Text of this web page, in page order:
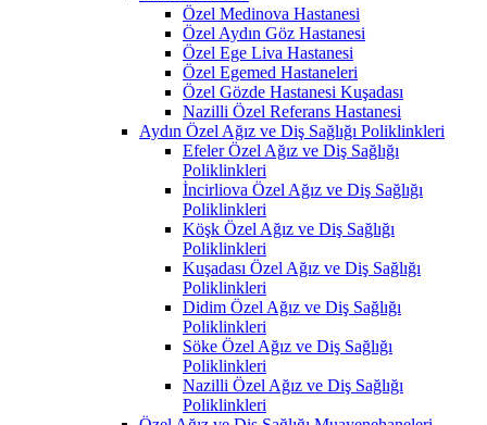
Özel Medinova Hastanesi
Özel Aydın Göz Hastanesi
Özel Ege Liva Hastanesi
Özel Egemed Hastaneleri
Özel Gözde Hastanesi Kuşadası
Nazilli Özel Referans Hastanesi
Aydın Özel Ağız ve Diş Sağlığı Poliklinkleri
Efeler Özel Ağız ve Diş Sağlığı
Poliklinkleri
İncirliova Özel Ağız ve Diş Sağlığı
Poliklinkleri
Köşk Özel Ağız ve Diş Sağlığı
Poliklinkleri
Kuşadası Özel Ağız ve Diş Sağlığı
Poliklinkleri
Didim Özel Ağız ve Diş Sağlığı
Poliklinkleri
Söke Özel Ağız ve Diş Sağlığı
Poliklinkleri
Nazilli Özel Ağız ve Diş Sağlığı
Poliklinkleri